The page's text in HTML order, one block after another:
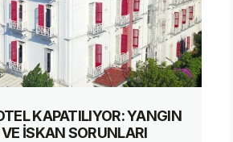
KAPATILIYOR: YANGIN
İSKAN SORUNLARI